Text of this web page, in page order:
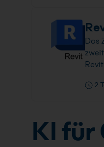
Das
2
KI für